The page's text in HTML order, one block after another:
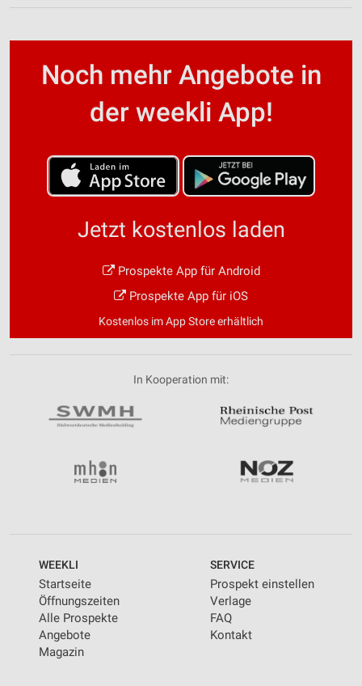
Noch mehr Angebote in
der weekli App!
Jetzt kostenlos laden
Prospekte App für Android
Prospekte App für iOS
Kostenlos im App Store erhältlich
In Kooperation mit:
WEEKLI
Startseite
Öffnungszeiten
Alle Prospekte
Angebote
Magazin
SERVICE
Prospekt einstellen
Verlage
FAQ
Kontakt